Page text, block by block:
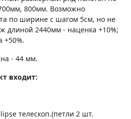
800мм. Возможно
по ширине с шагом 5см, но не
длиной 2440мм - наценка +10%;
+50%.
- 44 мм.
входит:
телескоп.(петли 2 шт.